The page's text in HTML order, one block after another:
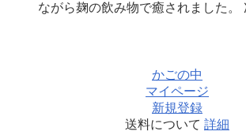
ながら麹の飲み物で癒されました
かごの中
マイページ
新規登録
送料について 詳細